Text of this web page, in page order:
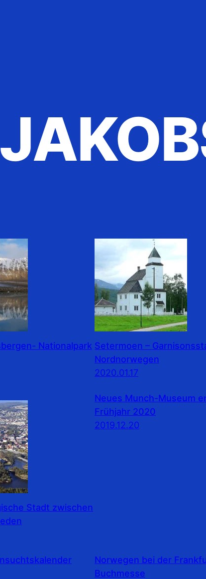
Nationalpark Setermoen –
Nordnorwegen
2020.01.17
Stadt zwischen
Neues Munch-Museum
Frühjahr 2020
2019.12.20
Norwegen bei der
Buchmesse